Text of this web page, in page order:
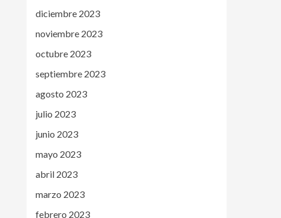
diciembre 2023
noviembre 2023
octubre 2023
septiembre 2023
agosto 2023
julio 2023
junio 2023
mayo 2023
abril 2023
marzo 2023
febrero 2023